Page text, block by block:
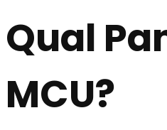
Qual
MCU?